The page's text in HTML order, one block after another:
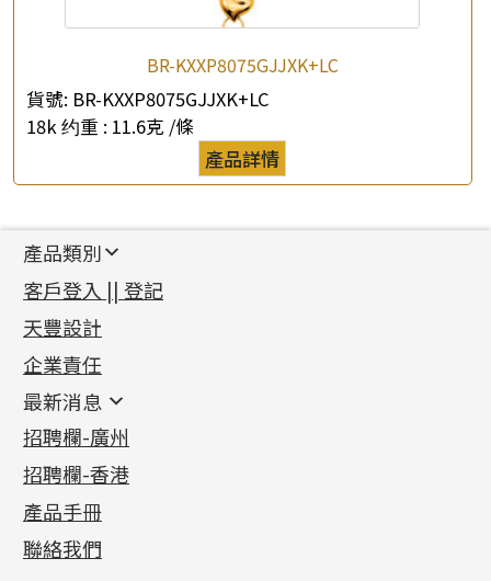
BR-KXXP8075GJJXK+LC
貨號: BR-KXXP8075GJJXK+LC
18k 约重 : 11.6克 /條
產品詳情
產品類別
新產品
足金系列
足金配件
機織鏈系列
珠仔鏈
镶口链
管狀網鏈
十字車花鏈系列
十字閃O鏈系列
十字錘打鏈系列
側身車花鏈系列
側身鏈系列
首飾配件
耳環類配件
卷迫系列
螺絲迫系列
梅花迫系列
平臺迫系列
綫拍系列
美拍系列
鏈類配件
動感車花吊墜
調節珠系列
生圈扣系列
龍蝦扣系列
鴨俐制系列
其他類配件
珠盤系列
袖口鈕系列
焊片及鐳射綫
空心車花管
珠類配件
無孔光身珠
空心光身珠
無孔批花珠
鑲口類
四爪頭系列
六爪頭系列
車花片
動感車花片
鑲口戒指
鑲口手鏈系列
首飾系列
手镯系列
戒指系列
空心耳環
空心车花管首饰链
空心手鐲系列
貴金屬原料
千足金
記憶金屬系列
記憶戒指
拉簧珠珠手鏈
記憶鈦手鐲
客戶登入 || 登記
天豐設計
企業責任
最新消息
最新消息
各項證書(2)
相片集(9)
展覽會資訊
最新產品資訊
招聘欄-廣州
招聘欄-香港
產品手冊
聯絡我們